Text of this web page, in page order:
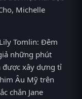
Michelle
Tomlin: Đêm
những phút
được xây dựng tỉ
Âu Mỹ trên
chắn Jane